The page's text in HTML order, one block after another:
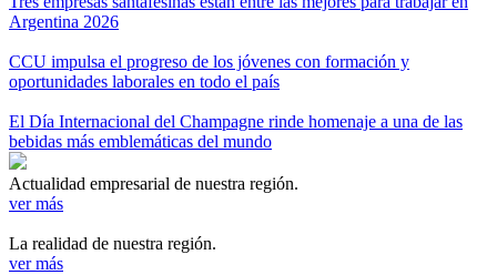
Argentina 2026
CCU impulsa el progreso de los jóvenes con formación y
oportunidades laborales en todo el país
El Día Internacional del Champagne rinde homenaje a una de las
bebidas más emblemáticas del mundo
Actualidad empresarial de nuestra región.
ver más
La realidad de nuestra región.
ver más